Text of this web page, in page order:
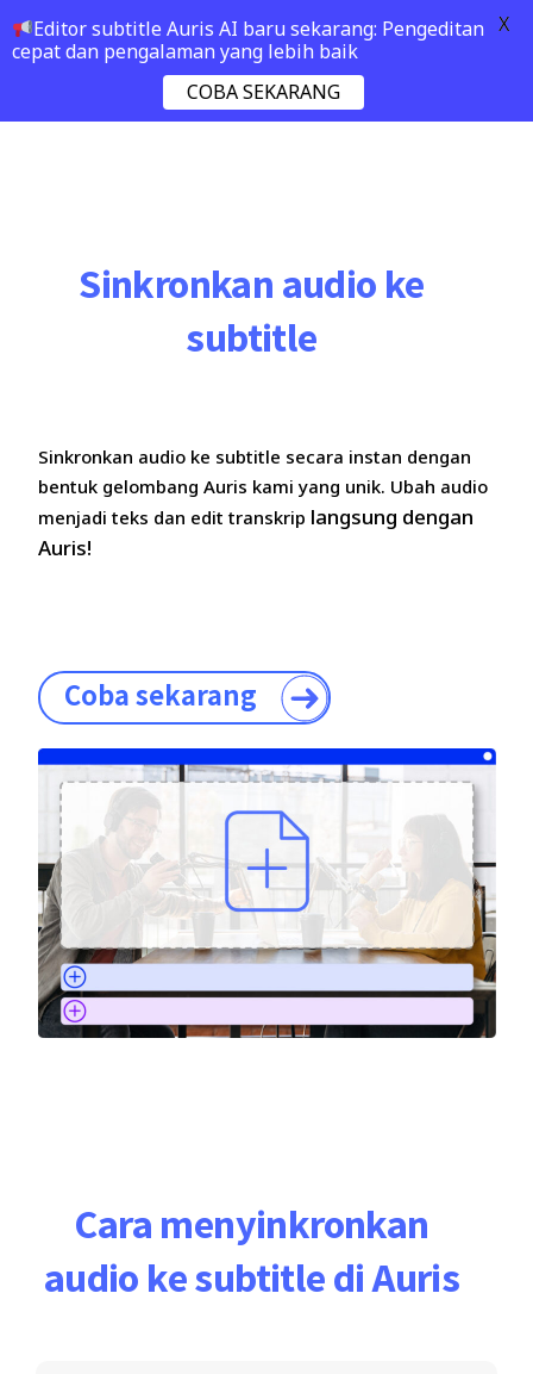
Sinkronkan audio ke
subtitle
Sinkronkan audio ke subtitle secara instan dengan
bentuk gelombang Auris kami yang unik. Ubah audio
menjadi teks dan edit transkrip langsung dengan
Auris!
Coba sekarang
Cara menyinkronkan
audio ke subtitle di Auris
Editor subtitle Auris AI baru sekarang: Pengeditan
cepat dan pengalaman yang lebih baik
COBA SEKARANG
X